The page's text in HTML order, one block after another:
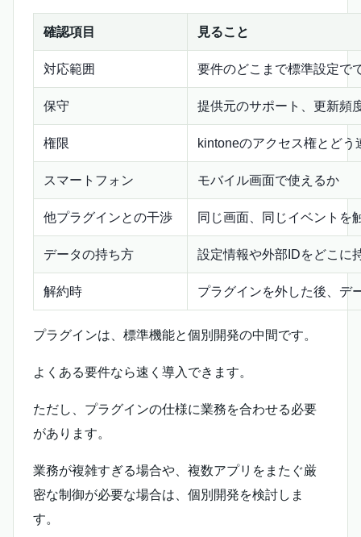
確認項目 見ること
対応範囲 要件のどこまで標準設定で
保守 提供元のサポート、更新頻
権限 kintoneのアクセス権とどう
スマートフォン モバイル画面で使えるか
他プラグインとの干渉 同じ画面、同じイベントを
データの持ち方 設定情報や外部IDをどこに
解約時 プラグインを外した後、デ
プラグインは、標準機能と個別開発の中間です。
よくある要件なら速く導入できます。
ただし、プラグインの仕様に業務を合わせる必要
があります。
業務が複雑すぎる場合や、複数アプリをまたぐ厳
密な制御が必要な場合は、個別開発を検討しま
す。